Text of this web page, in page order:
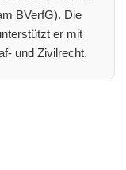
BVerfG). Die
er mit
und Zivilrecht.